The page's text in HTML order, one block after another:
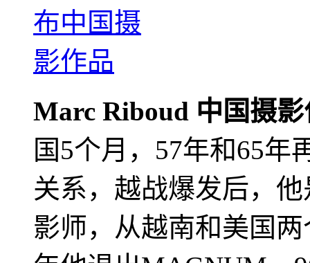
Marc Riboud 中国摄
国5个月，57年和65年
关系，越战爆发后，
影师，从越南和美国